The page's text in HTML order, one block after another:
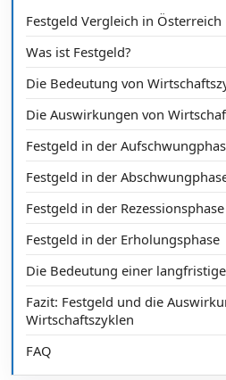
Festgeld Vergleich in Österreich
Was ist Festgeld?
Die Bedeutung von
Die Auswirkungen von
Festgeld in der
Festgeld in der
Festgeld in der Rezessionsphase
Festgeld in der Erholungsphase
Die Bedeutung einer
Fazit: Festgeld und die
Wirtschaftszyklen
FAQ